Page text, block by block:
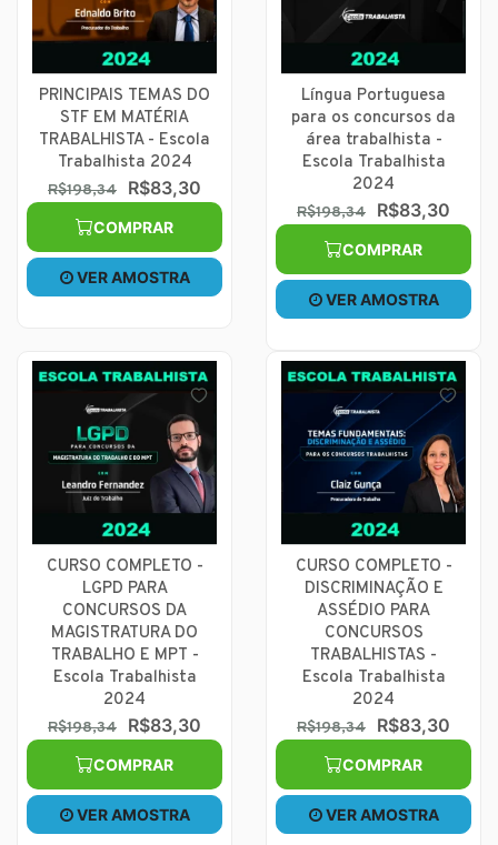
PRINCIPAIS TEMAS DO
STF EM MATÉRIA
TRABALHISTA - Escola
Trabalhista 2024
R$198,34 R$83,30
COMPRAR
VER AMOSTRA
Língua Portuguesa
para os concursos da
área trabalhista -
Escola Trabalhista
2024
R$198,34 R$83,30
COMPRAR
VER AMOSTRA
CURSO COMPLETO -
LGPD PARA
CONCURSOS DA
MAGISTRATURA DO
TRABALHO E MPT -
Escola Trabalhista
2024
R$198,34 R$83,30
COMPRAR
VER AMOSTRA
CURSO COMPLETO -
DISCRIMINAÇÃO E
ASSÉDIO PARA
CONCURSOS
TRABALHISTAS -
Escola Trabalhista
2024
R$198,34 R$83,30
COMPRAR
VER AMOSTRA